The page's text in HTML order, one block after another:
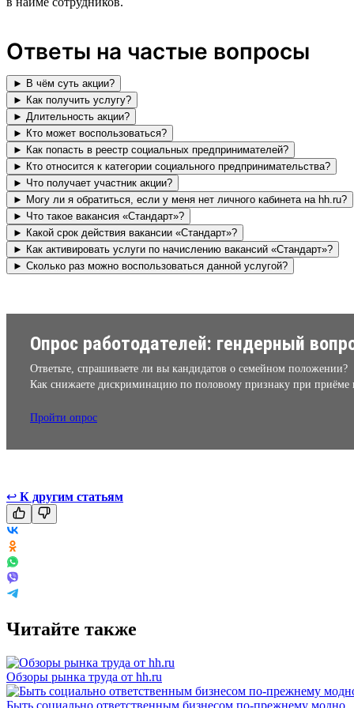
Ответы на частые вопросы
► В чём суть акции?
► Как получить услугу?
► Длительность акции?
► Кто может воспользоваться?
► Как попасть в реестр социальных предпринимателей?
► Кто относится к категории социального предпринимательства?
► Что получает участник акции?
► Могу ли я обратиться, если у меня нет личного кабинета на hh.ru?
► Что такое вакансия «Стандарт»?
► Какой срок действия вакансии «Стандарт»?
► Как активировать услуги по начислению вакансий «Стандарт»?
► Сколько раз можно воспользоваться данной услугой?
Опрос работодателей: гендерный
Ответьте, спрашиваете ли вы кандидатов о семейном положении?
Как снижаете дискриминацию по половому признаку при приёме
Пройти опрос
↩ К другим статьям
Читайте также
Обзоры рынка труда от hh.ru
Быть социально ответственным бизнесом по-прежнему модно